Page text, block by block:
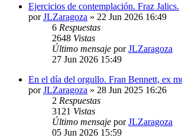
Ejercicios de contemplación. Fraz Jalics.
porJLZaragoza » 22 Jun 2026 16:49
6 Respuestas
2648 Vistas
Último mensaje porJLZaragoza
27 Jun 2026 15:49
En el día del orgullo. Fran Bennett, ex
porJLZaragoza » 28 Jun 2025 16:26
2 Respuestas
3121 Vistas
Último mensaje porJLZaragoza
05 Jun 2026 15:59